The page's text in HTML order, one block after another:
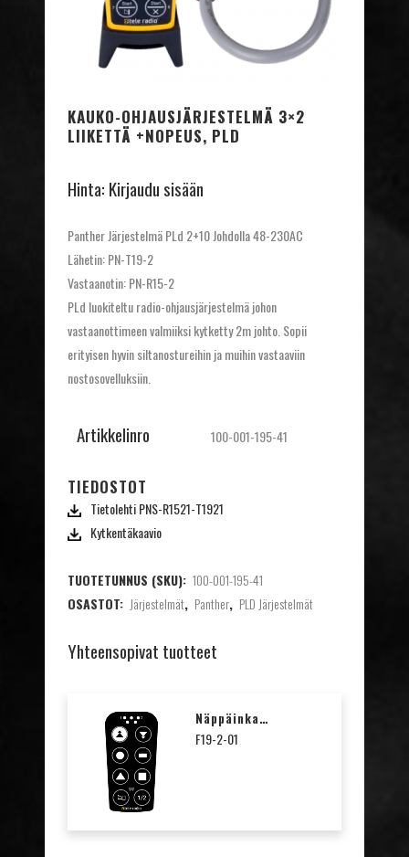
KAUKO-OHJAUSJÄRJESTELMÄ 3×2
LIIKETTÄ +NOPEUS, PLD
Hinta: Kirjaudu sisään
Panther Järjestelmä PLd 2+10 Johdolla 48-230AC
Lähetin: PN-T19-2
Vastaanotin: PN-R15-2
PLd luokiteltu radio-ohjausjärjestelmä johon
vastaanottimeen valmiiksi kytketty 2m johto. Sopii
erityisen hyvin siltanostureihin ja muihin vastaaviin
nostosovelluksiin.
Artikkelinro 100-001-195-41
TIEDOSTOT
Tietolehti PNS-R1521-T1921
Kytkentäkaavio
TUOTETUNNUS (SKU): 100-001-195-41
OSASTOT: Järjestelmät, Panther, PLD Järjestelmät
Yhteensopivat tuotteet
Näppäinkalvo Nosturisymbolit T19-2
F19-2-01